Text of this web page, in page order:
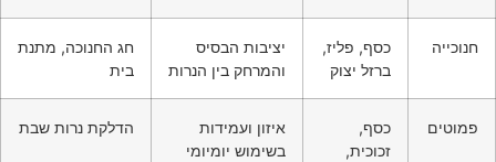
חנוכייה
כסף, פליז,
ברזל יצוק
יציבות הבסיס
והמרחק בין הנרות
חג החנוכה, מתנת
בית
פמוטים
כסף,
זכוכית,
איזון ועמידות
בשימוש יומיומי
הדלקת נרות שבת